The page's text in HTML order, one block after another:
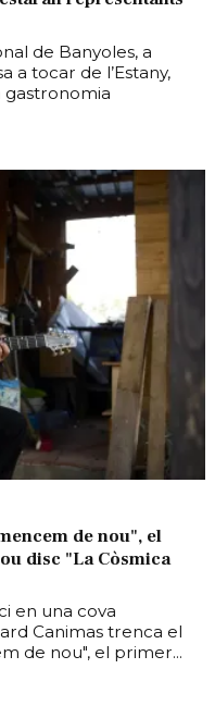
de Banyoles, a
a tocar de l’Estany,
de nou", el
disc "La Còsmica
en una cova
Canimas trenca el
de nou", el primer...